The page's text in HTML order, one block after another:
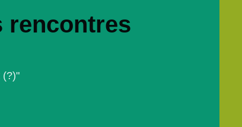
rencontres
(?)"